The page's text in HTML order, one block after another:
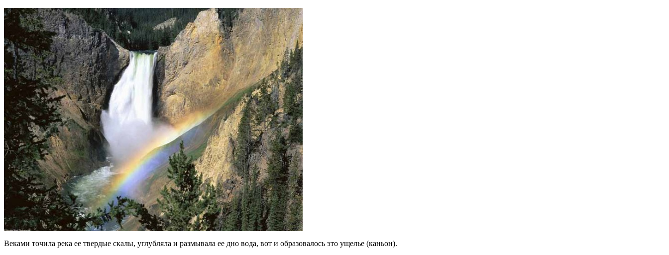
Веками точила река ее твердые скалы, углубляла и размывала ее дно вода, вот и образовалось это ущелье (каньон).